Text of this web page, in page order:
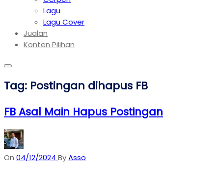
Lagu
Lagu Cover
Jualan
Konten Pilihan
Tag: Postingan dihapus FB
FB Asal Main Hapus Postingan
On 04/12/2024 ByAsso